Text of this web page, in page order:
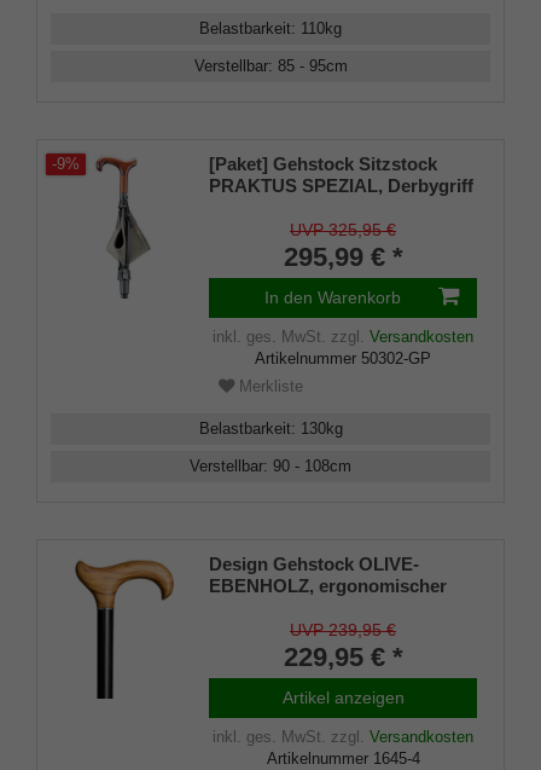
Belastbarkeit: 110kg
Verstellbar: 85 - 95cm
-9%
[Paket] Gehstock Sitzstock
PRAKTUS SPEZIAL, Derbygriff
Sitzfläche mit
Stahlstreben,echtes
Rindsleder, Wechselspitze
Innen und Außen
UVP 325,95 €
295,99 € *
In den Warenkorb
inkl. ges. MwSt. zzgl. Versandkosten
Artikelnummer 50302-GP
Merkliste
Belastbarkeit: 130kg
Verstellbar: 90 - 108cm
Design Gehstock OLIVE-
EBENHOLZ, ergonomischer
Stock aus feinem Ebenholz,
handpoliert und geölt, inkl.
Gummipuffer
UVP 239,95 €
229,95 € *
Artikel anzeigen
inkl. ges. MwSt. zzgl. Versandkosten
Artikelnummer 1645-4